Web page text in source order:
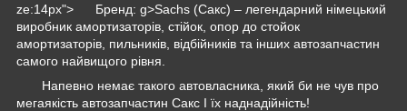
ze:14px"> Бренд: g>Sachs (Сакс) – легендарний німецький
виробник амортизаторів, стійок, опор до стойок
амортизаторів, пильників, відбійників та інших автозапчастин
самого найвищого рівня.
Напевно немає такого автовласника, який би не чув про
мегаякість автозапчастин Сакс І їх наднадійність!